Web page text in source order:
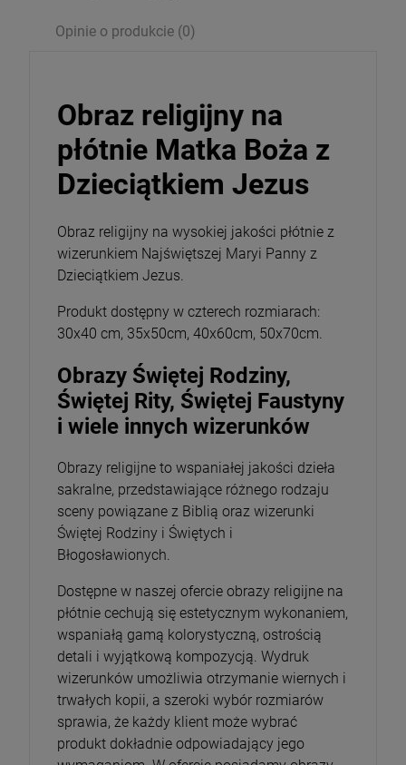
DO KOSZYKA
Opinie o produkcie (0)
Obraz religijny na
płótnie Matka Boża z
Dzieciątkiem Jezus
Obraz religijny na wysokiej jakości płótnie z
wizerunkiem Najświętszej Maryi Panny z
Dzieciątkiem Jezus.
Produkt dostępny w czterech rozmiarach:
30x40 cm, 35x50cm, 40x60cm, 50x70cm.
Obrazy Świętej Rodziny,
Świętej Rity, Świętej Faustyny
i wiele innych wizerunków
Obrazy religijne to wspaniałej jakości dzieła
sakralne, przedstawiające różnego rodzaju
sceny powiązane z Biblią oraz wizerunki
Świętej Rodziny i Świętych i
Błogosławionych.
Dostępne w naszej ofercie obrazy religijne na
płótnie cechują się estetycznym wykonaniem,
wspaniałą gamą kolorystyczną, ostrością
detali i wyjątkową kompozycją. Wydruk
wizerunków umożliwia otrzymanie wiernych i
trwałych kopii, a szeroki wybór rozmiarów
sprawia, że każdy klient może wybrać
produkt dokładnie odpowiadający jego